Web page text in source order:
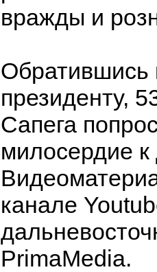
вражды и
Обратившись
президенту,
Сапега
милосердие к
канале
PrimaMedia.